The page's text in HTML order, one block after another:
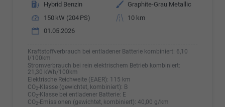
Kraftstoff
Hybrid Benzin Außenfarbe
Graphite-Grau Metallic
Leistung
150 kW (204 PS) Kilometerstand
10 km
01.05.2026
Kraftstoffverbrauch bei entladener Batterie kombiniert: 6,10
l/100km
Stromverbrauch bei rein elektrischem Betrieb kombiniert:
21,30 kWh/100km
Elektrische Reichweite (EAER): 115 km
CO2-Klasse (gewichtet, kombiniert): B
CO2-Klasse bei entladener Batterie: E
CO2-Emissionen (gewichtet, kombiniert):40,00 g/km